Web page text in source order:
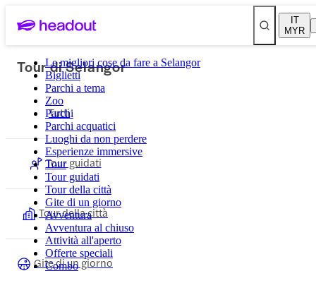
IT
MYR
Le migliori cose da fare a Selangor
Biglietti
Parchi a tema
Zoo
Parchi
Parchi acquatici
Luoghi da non perdere
Esperienze immersive
Tour
Tour guidati
Tour della città
Gite di un giorno
Avventura
Avventura al chiuso
Attività all'aperto
Offerte speciali
Combo
Tour di Selangor
Tutti
Tour guidati
Tour della città
Gite di un giorno